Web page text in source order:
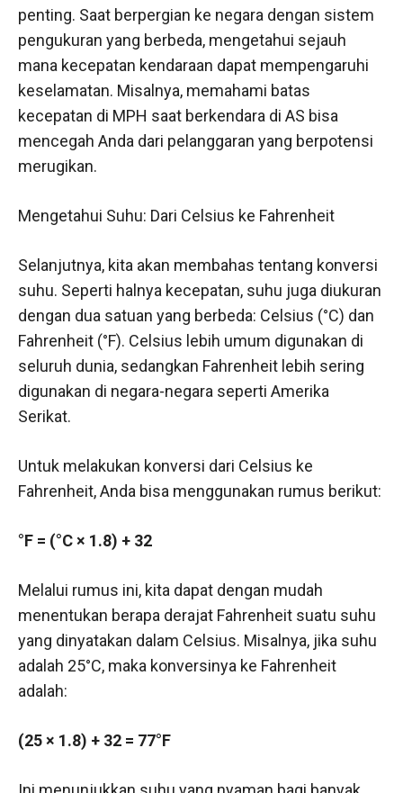
penting. Saat berpergian ke negara dengan sistem
pengukuran yang berbeda, mengetahui sejauh
mana kecepatan kendaraan dapat mempengaruhi
keselamatan. Misalnya, memahami batas
kecepatan di MPH saat berkendara di AS bisa
mencegah Anda dari pelanggaran yang berpotensi
merugikan.
Mengetahui Suhu: Dari Celsius ke Fahrenheit
Selanjutnya, kita akan membahas tentang konversi
suhu. Seperti halnya kecepatan, suhu juga diukuran
dengan dua satuan yang berbeda: Celsius (°C) dan
Fahrenheit (°F). Celsius lebih umum digunakan di
seluruh dunia, sedangkan Fahrenheit lebih sering
digunakan di negara-negara seperti Amerika
Serikat.
Untuk melakukan konversi dari Celsius ke
Fahrenheit, Anda bisa menggunakan rumus berikut:
°F = (°C × 1.8) + 32
Melalui rumus ini, kita dapat dengan mudah
menentukan berapa derajat Fahrenheit suatu suhu
yang dinyatakan dalam Celsius. Misalnya, jika suhu
adalah 25°C, maka konversinya ke Fahrenheit
adalah:
(25 × 1.8) + 32 = 77°F